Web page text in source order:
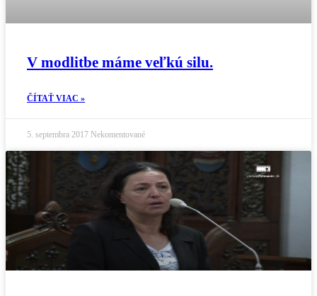
V modlitbe máme veľkú silu.
ČÍTAŤ VIAC »
5. septembra 2017 Nekomentované